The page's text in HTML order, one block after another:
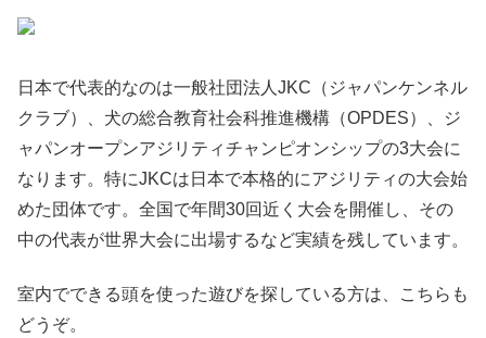
日本で代表的なのは一般社団法人JKC（ジャパンケンネル
クラブ）、犬の総合教育社会科推進機構（OPDES）、ジ
ャパンオープンアジリティチャンピオンシップの3大会に
なります。特にJKCは日本で本格的にアジリティの大会始
めた団体です。全国で年間30回近く大会を開催し、その
中の代表が世界大会に出場するなど実績を残しています。
室内でできる頭を使った遊びを探している方は、こちらも
どうぞ。